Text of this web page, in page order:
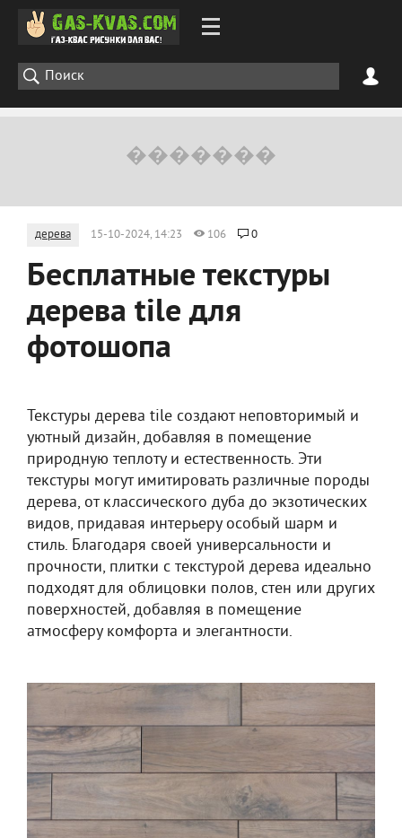
дерева 15-10-2024, 14:23 106 0
Бесплатные текстуры
дерева tile для
фотошопа
Текстуры дерева tile создают неповторимый и
уютный дизайн, добавляя в помещение
природную теплоту и естественность. Эти
текстуры могут имитировать различные породы
дерева, от классического дуба до экзотических
видов, придавая интерьеру особый шарм и
стиль. Благодаря своей универсальности и
прочности, плитки с текстурой дерева идеально
подходят для облицовки полов, стен или других
поверхностей, добавляя в помещение
атмосферу комфорта и элегантности.